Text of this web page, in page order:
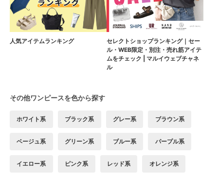
人気アイテムランキング
セレクトショップランキング｜セー
ル・WEB限定・別注・売れ筋アイテ
ムをチェック | マルイウェブチャネ
ル
その他ワンピースを色から探す
ホワイト系 ブラック系 グレー系 ブラウン系
ベージュ系 グリーン系 ブルー系 パープル系
イエロー系 ピンク系 レッド系 オレンジ系